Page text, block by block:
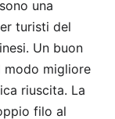
una
turisti del
Un buon
modo migliore
riuscita. La
filo al